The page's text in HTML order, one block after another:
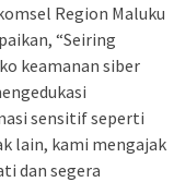
Region Maluku
“Seiring
keamanan siber
sensitif seperti
lain, kami mengajak
dan segera